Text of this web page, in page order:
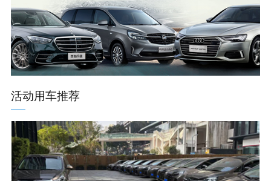
活动用车推荐